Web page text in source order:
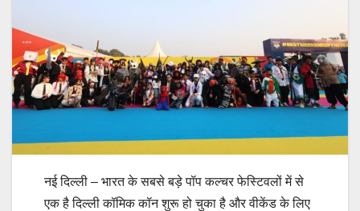
नई दिल्ली – भारत के सबसे बड़े पॉप कल्चर फेस्टिवलों में से
एक है दिल्ली कॉमिक कॉन शुरू हो चुका है और वीकेंड के लिए